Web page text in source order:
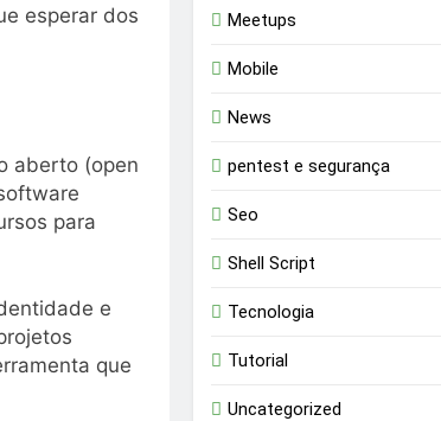
esperar dos
aberto (open
para
e
que
Meetups
Mobile
News
pentest e segurança
Seo
Shell Script
Tecnologia
Tutorial
Uncategorized